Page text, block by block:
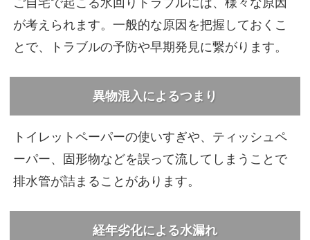
が考えられます。一般的な原因を把握しておくこ
とで、トラブルの予防や早期発見に繋がります。
異物混入によるつまり
トイレットペーパーの使いすぎや、ティッシュペ
ーパー、固形物などを誤って流してしまうことで
排水管が詰まることがあります。
経年劣化による水漏れ